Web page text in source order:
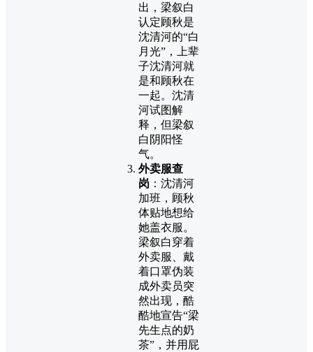
出，梁叙白
认定顾秋是
沈清河的“白
月光”，上辈
子沈清河就
是和顾秋在
一起。沈清
河试图解
释，但梁叙
白阴阳怪
气。
外卖服查
岗 ：沈清河
加班，顾秋
体贴地想给
她盖衣服。
梁叙白穿着
外卖服、戴
着口罩伪装
成外卖员突
然出现，酷
酷地宣告“梁
先生点的奶
茶”，并用屁